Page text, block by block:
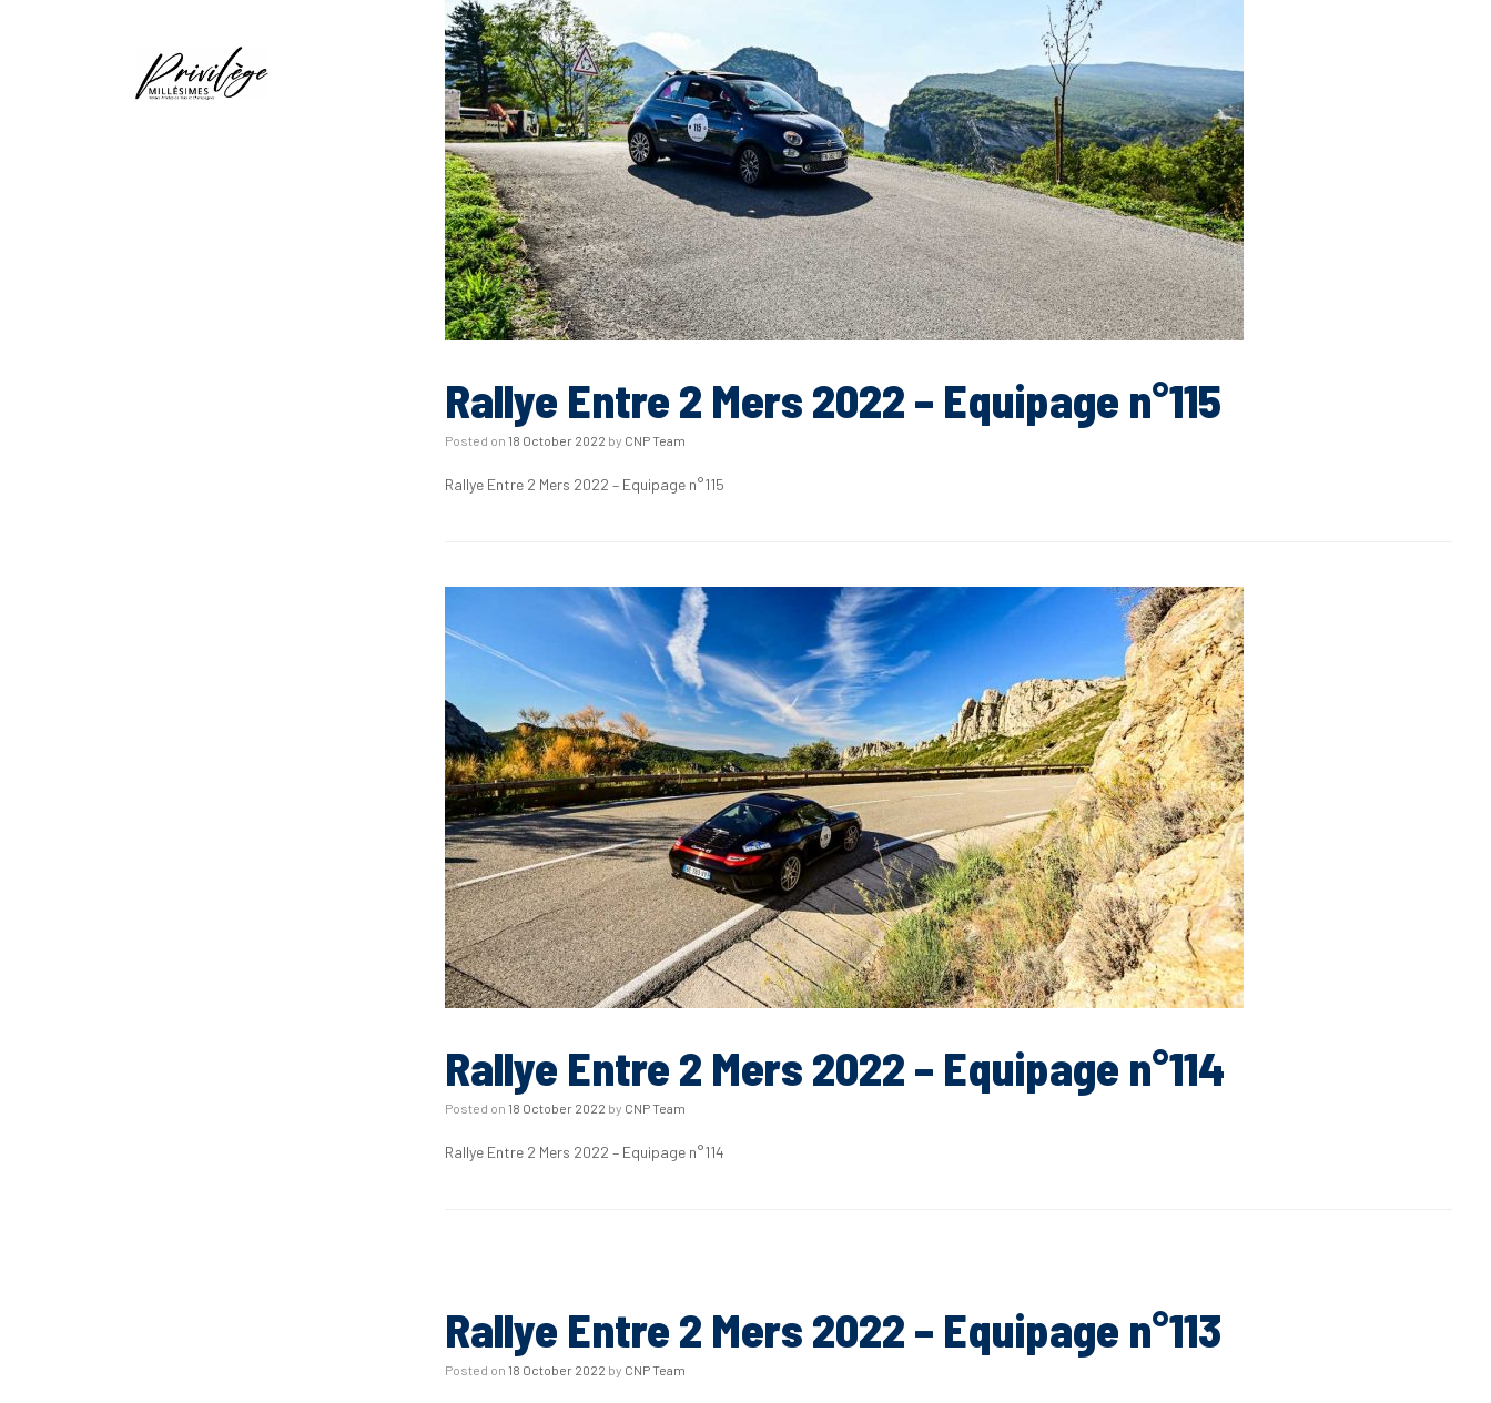
Rallye Entre 2 Mers 2022 – Equipage n°115
Posted on 18 October 2022 by CNP Team
Rallye Entre 2 Mers 2022 – Equipage n°115
Rallye Entre 2 Mers 2022 – Equipage n°114
Posted on 18 October 2022 by CNP Team
Rallye Entre 2 Mers 2022 – Equipage n°114
Rallye Entre 2 Mers 2022 – Equipage n°113
Posted on 18 October 2022 by CNP Team